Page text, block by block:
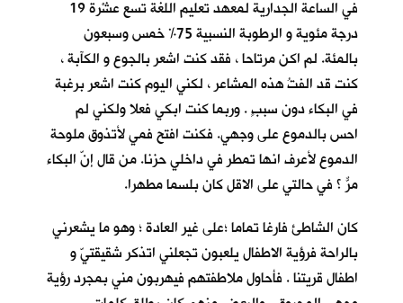
في الساعة الجدارية لمعهد تعليم اللغة تسع عشْرة 19
درجة مئوية و الرطوبة النسبية 75% خمس وسبعون
بالمئة. لم اكن مرتاحا ، فقد كنت اشعر بالجوع و الكآبة ،
كنت قد الفتُ هذه المشاعر ، لكني اليوم كنت اشعر برغبة
في البكاء دون سببٍ . وربما كنت ابكي فعلا ولكني لم
احس بالدموع على وجهي. فكنت افتح فمي لأتذوق ملوحة
الدموع لأعرف انها تمطر في داخلي حزنا. من قال إنّ البكاء
مرٌّ ؟ في حالتي على الاقل كان بلسما مطهرا.
كان الشاطئ فارغا تماما ؛على غير العادة ؛ وهو ما يشعرني
بالراحة فرؤية الاطفال يلعبون تجعلني اتذكر شقيقتيّ و
اطفال قريتنا . فأحاول ملاطفتهم فيهربون مني بمجرد رؤية